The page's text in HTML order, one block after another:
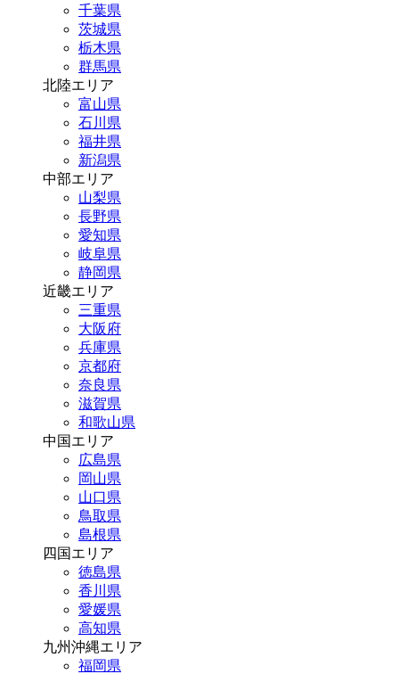
千葉県
茨城県
栃木県
群馬県
北陸エリア
富山県
石川県
福井県
新潟県
中部エリア
山梨県
長野県
愛知県
岐阜県
静岡県
近畿エリア
三重県
大阪府
兵庫県
京都府
奈良県
滋賀県
和歌山県
中国エリア
広島県
岡山県
山口県
鳥取県
島根県
四国エリア
徳島県
香川県
愛媛県
高知県
九州沖縄エリア
福岡県